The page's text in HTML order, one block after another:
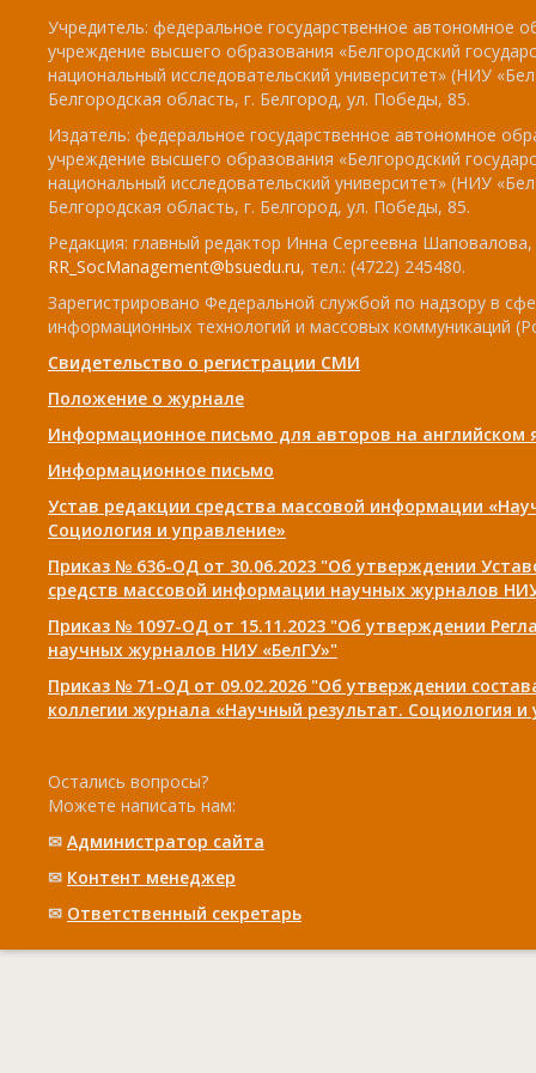
Учредитель: федеральное государственное автономное
учреждение высшего образования «Белгородский
национальный исследовательский университет» (НИУ
Белгородская область, г. Белгород, ул. Победы, 85.
Издатель: федеральное государственное автономное
учреждение высшего образования «Белгородский
национальный исследовательский университет» (НИУ
Белгородская область, г. Белгород, ул. Победы, 85.
Редакция: главный редактор Инна Сергеевна
RR_SocManagement@bsuedu.ru, тел.: (4722) 245480.
Зарегистрировано Федеральной службой по надзору в
информационных технологий и массовых коммуникаций
Свидетельство о регистрации СМИ
Положение о журнале
Информационное письмо для авторов на английском
Информационное письмо
Устав редакции средства массовой информации
Социология и управление»
Приказ № 636-ОД от 30.06.2023 "Об утверждении
средств массовой информации научных журналов
Приказ № 1097-ОД от 15.11.2023 "Об утверждении
научных журналов НИУ «БелГУ»"
Приказ № 71-ОД от 09.02.2026 "Об утверждении
коллегии журнала «Научный результат. Социология и
Остались вопросы?
Можете написать нам:
✉ Администратор сайта
✉ Контент менеджер
✉ Ответственный cекретарь